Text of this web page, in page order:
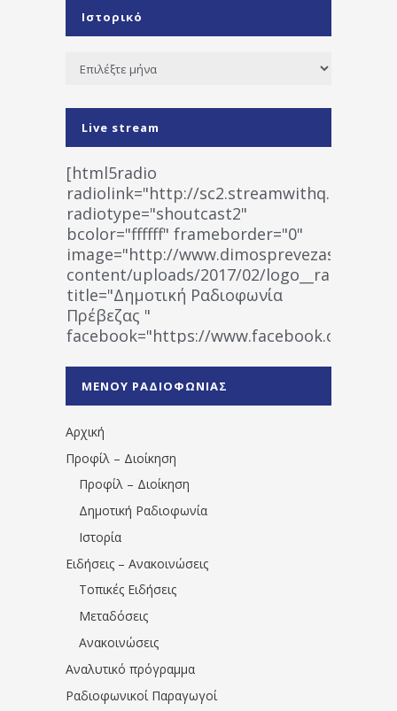
Ιστορικό
Ιστορικό
Live stream
[html5radio
radiolink="http://
radiotype="shoutcast2"
bcolor="ffffff" frameborder="0"
image="http://www.dimosprevezas.gr/wp-
content/uploads/2017/02/
title="Δημοτική Ραδιοφωνία
Πρέβεζας "
facebook="https://www.facebook.com/
1531194763766854/" artist="" ]
ΜΕΝΟΥ ΡΑΔΙΟΦΩΝΙΑΣ
Αρχική
Προφίλ – Διοίκηση
Προφίλ – Διοίκηση
Δημοτική Ραδιοφωνία
Ιστορία
Ειδήσεις – Ανακοινώσεις
Τοπικές Ειδήσεις
Μεταδόσεις
Ανακοινώσεις
Αναλυτικό πρόγραμμα
Ραδιοφωνικοί Παραγωγοί